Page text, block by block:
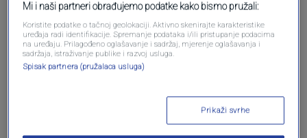
Mi i naši partneri obrađujemo podatke kako bismo pružali:
Koristite podatke o tačnoj geolokaciji. Aktivno skenirajte karakteristike
uređaja radi identifikacije. Spremanje podataka i/ili pristupanje podacima
na uređaju. Prilagođeno oglašavanje i sadržaj, mjerenje oglašavanja i
sadržaja, istraživanje publike i razvoj usluga.
Spisak partnera (pružalaca usluga)
Prikaži svrhe